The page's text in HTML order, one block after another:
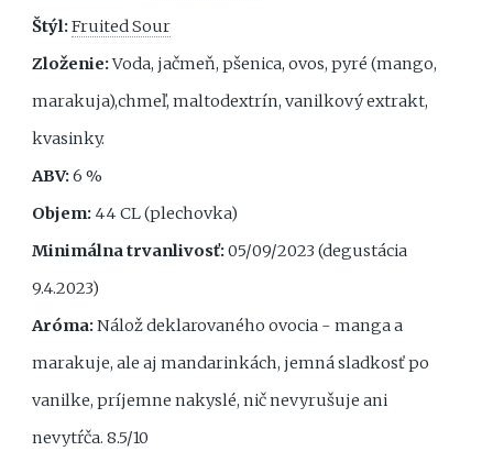
Štýl:Fruited Sour
Zloženie:Voda, jačmeň, pšenica, ovos, pyré (mango,
marakuja),chmeľ, maltodextrín, vanilkový extrakt,
kvasinky.
ABV:6 %
Objem: 44 CL (plechovka)
Minimálna trvanlivosť:05/09/2023 (degustácia
9.4.2023)
Aróma:Nálož deklarovaného ovocia - manga a
marakuje, ale aj mandarinkách, jemná sladkosť po
vanilke, príjemne nakyslé, nič nevyrušuje ani
nevytŕča. 8.5/10